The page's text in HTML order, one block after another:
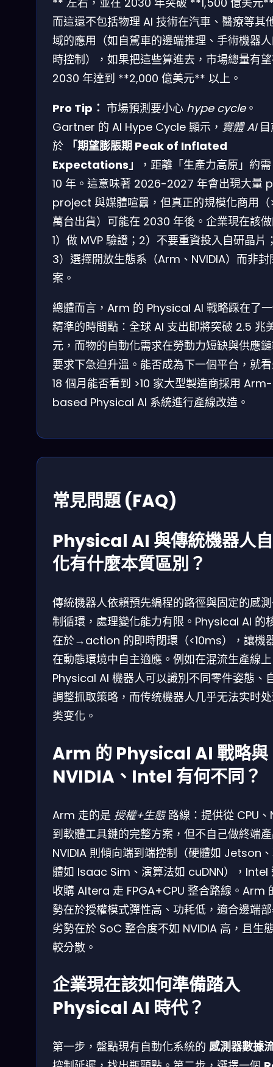
而這還不包括物理 AI 技術在汽車、醫療等其
域的應用（如自駕車的邊端推理、手術機器
時控制），如果把這些算進去，市場總量有
2030 年達到 **2,000 億美元** 以上。
Pro Tip： 市場預測要小心 hype cycle。
Gartner 的 AI Hype Cycle 顯示， 實體 AI目
於
「期望膨脹期 Peak of Inflated
Expectations」
，距離「生產力高原」約
10 年。這意味著 2026-2027 年會出現大量
project 與媒體喧囂，但真正的規模化商用（
萬台出貨）可能在 2030 年後。企業現在該
1）做 MVP 驗證；2）不要重資投入自研晶片
3）選擇開放生態系（Arm、NVIDIA）而非封
案。
總體而言，Arm 的 Physical AI 戰略踩在了
精準的時間點：全球 AI 支出即將突破 2.5 兆
元，而物的自動化需求在勞動力短缺與供應
要求下急迫升溫。能否成為下一個平台，就
18 個月能否看到 >10 家大型製造商採用 Arm-
based Physical AI 系統進行產線改造。
常見問題 (FAQ)
Physical AI 與傳統機器人
化有什麼本質區別？
傳統機器人依賴預先編程的路徑與固定的感
制循環，處理變化能力有限。Physical AI 的
在於→action 的即時閉環（<10ms），讓機
在動態環境中自主適應。例如在混流生產線
Physical AI 機器人可以識別不同零件姿態、
調整抓取策略，而传统機器人几乎无法实时
类变化。
Arm 的 Physical AI 戰略與
NVIDIA、Intel 有何不同？
Arm 走的是 授權+生態路線：提供從 CPU、
到軟體工具鏈的完整方案，但不自己做終端
NVIDIA 則傾向端到端控制（硬體如 Jetson
體如 Isaac Sim、演算法如 cuDNN），Intel
收購 Altera 走 FPGA+CPU 整合路線。Arm
勢在於授權模式彈性高、功耗低，適合邊端
劣勢在於 SoC 整合度不如 NVIDIA 高，且生
較分散。
企業現在該如何準備踏入
Physical AI 時代？
第一步，盤點現有自動化系統的 感測器數據